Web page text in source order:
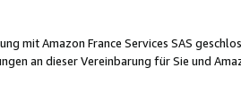
mit Amazon France Services SAS
an dieser Vereinbarung für Sie und